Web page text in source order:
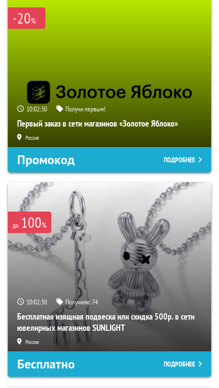
-20%
10:02:29 Получи первым!
Первый заказ в сети магазинов «Золотое Яблоко»
Россия
Промокод ПОДРОБНЕЕ
до 100%
10:02:29 Получили:74
Бесплатная изящная подвеска или скидка 500р. в сети
ювелирных магазинов SUNLIGHT
Россия
Бесплатно ПОДРОБНЕЕ